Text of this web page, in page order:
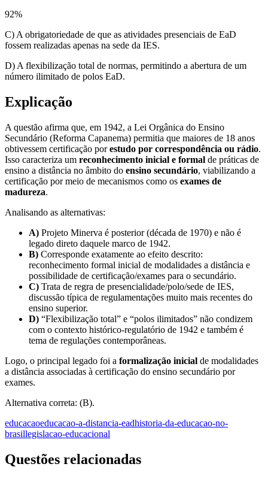
92%
C) A obrigatoriedade de que as atividades presenciais de EaD
fossem realizadas apenas na sede da IES.
D) A flexibilização total de normas, permitindo a abertura de um
número ilimitado de polos EaD.
Explicação
A questão afirma que, em 1942, a Lei Orgânica do Ensino
Secundário (Reforma Capanema) permitia que maiores de 18 anos
obtivessem certificação porestudo por correspondência ou rádio.
Isso caracteriza um reconhecimento inicial e formal de práticas de
ensino a distância no âmbito do ensino secundário, viabilizando a
certificação por meio de mecanismos como os exames de
madureza.
Analisando as alternativas:
A) Projeto Minerva é posterior (década de 1970) e não é
legado direto daquele marco de 1942.
B) Corresponde exatamente ao efeito descrito:
reconhecimento formal inicial de modalidades a distância e
possibilidade de certificação/exames para o secundário.
C) Trata de regra de presencialidade/polo/sede de IES,
discussão típica de regulamentações muito mais recentes do
ensino superior.
D) “Flexibilização total” e “polos ilimitados” não condizem
com o contexto histórico-regulatório de 1942 e também é
tema de regulações contemporâneas.
Logo, o principal legado foi a formalização inicial de modalidades
a distância associadas à certificação do ensino secundário por
exames.
Alternativa correta: (B).
educacaoeducacao-a-distancia-eadhistoria-da-educacao-no-
brasillegislacao-educacional
Questões relacionadas